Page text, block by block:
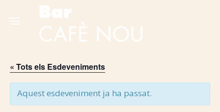
« Tots els Esdeveniments
Aquest esdeveniment ja ha passat.